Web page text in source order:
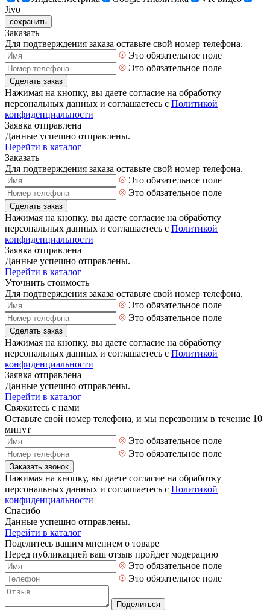
Jivo
сохранить
Заказать
Для подтверждения заказа оставьте свой номер телефона.
Это обязательное поле
Это обязательное поле
Сделать заказ
Нажимая на кнопку, вы даете согласие на обработку
персональных данных и соглашаетесь с Политикой
конфиденциальности
Заявка отправлена
Данные успешно отправлены.
Перейти в каталог
Заказать
Для подтверждения заказа оставьте свой номер телефона.
Это обязательное поле
Это обязательное поле
Сделать заказ
Нажимая на кнопку, вы даете согласие на обработку
персональных данных и соглашаетесь с Политикой
конфиденциальности
Заявка отправлена
Данные успешно отправлены.
Перейти в каталог
Уточнить стоимость
Для подтверждения заказа оставьте свой номер телефона.
Это обязательное поле
Это обязательное поле
Сделать заказ
Нажимая на кнопку, вы даете согласие на обработку
персональных данных и соглашаетесь с Политикой
конфиденциальности
Заявка отправлена
Данные успешно отправлены.
Перейти в каталог
Свяжитесь с нами
Оставьте свой номер телефона, и мы перезвоним в течение 10
минут
Это обязательное поле
Это обязательное поле
Заказать звонок
Нажимая на кнопку, вы даете согласие на обработку
персональных данных и соглашаетесь с Политикой
конфиденциальности
Спасибо
Данные успешно отправлены.
Перейти в каталог
Поделитесь вашим мнением о товаре
Перед публикацией ваш отзыв пройдет модерацию
Это обязательное поле
Это обязательное поле
Поделиться